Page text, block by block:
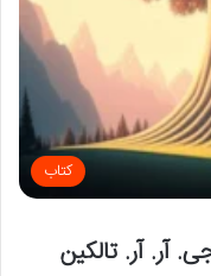
کتاب
آر. آر. تالکین